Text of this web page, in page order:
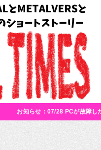
お知らせ：07/28 PCが故障し